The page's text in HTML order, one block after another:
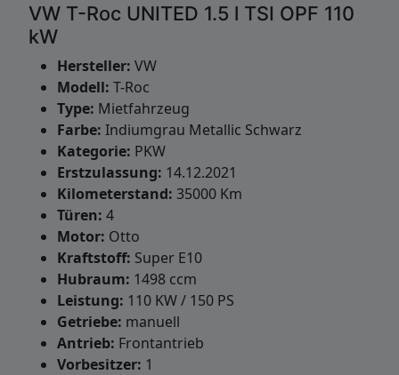
VW T-Roc UNITED 1.5 l TSI OPF 110
kW
Hersteller: VW
Modell: T-Roc
Type: Mietfahrzeug
Farbe: Indiumgrau Metallic Schwarz
Kategorie: PKW
Erstzulassung: 14.12.2021
Kilometerstand: 35000 Km
Türen: 4
Motor: Otto
Kraftstoff: Super E10
Hubraum: 1498 ccm
Leistung: 110 KW / 150 PS
Getriebe: manuell
Antrieb: Frontantrieb
Vorbesitzer: 1